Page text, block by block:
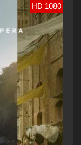
HD 1080